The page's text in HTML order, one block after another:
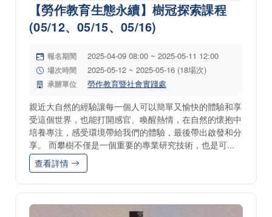
【勞作教育生態永續】樹冠探索課程
(05/12、05/15、05/16)
報名期間 2025-04-09 08:00 ~ 2025-05-11 12:00
場次時間 2025-05-12 ~ 2025-05-16 (18場次)
承辦單位 勞作教育暨社會實踐處
親近大自然的經驗讓每一個人可以簡單又愉快的體驗和享
受這個世界，也能打開感官、喚醒熱情，在自然的懷抱中
培養專注，感受環境帶給我們的體驗，最後帶出啟發和分
享。 而攀樹不僅是一個重要的專業研究技術，也是可...
查看詳情